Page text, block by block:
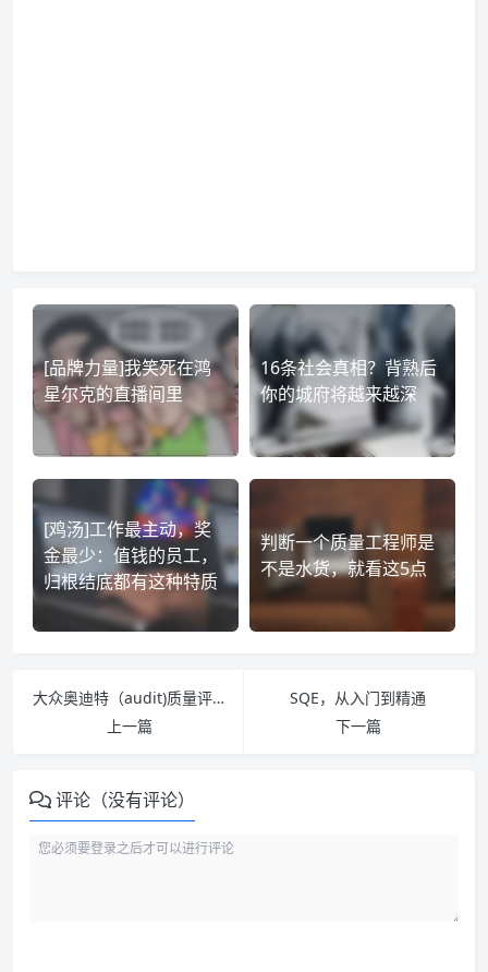
[品牌力量]我笑死在鸿
星尔克的直播间里
16条社会真相？背熟后
你的城府将越来越深
[鸡汤]工作最主动，奖
金最少：值钱的员工，
归根结底都有这种特质
判断一个质量工程师是
不是水货，就看这5点
大众奥迪特（audit)质量评审
上一篇
SQE，从入门到精通
下一篇
评论（没有评论）